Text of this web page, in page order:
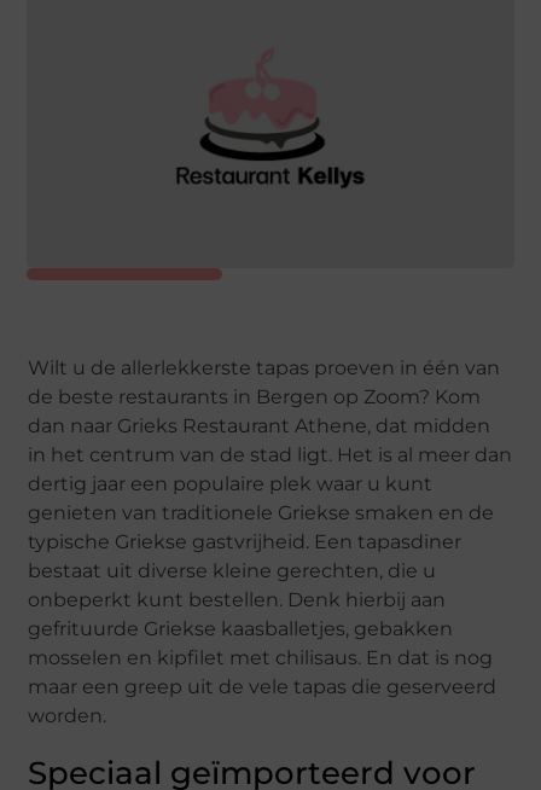
Wilt u de allerlekkerste tapas proeven in één van
de beste restaurants in Bergen op Zoom? Kom
dan naar Grieks Restaurant Athene, dat midden
in het centrum van de stad ligt. Het is al meer dan
dertig jaar een populaire plek waar u kunt
genieten van traditionele Griekse smaken en de
typische Griekse gastvrijheid. Een tapasdiner
bestaat uit diverse kleine gerechten, die u
onbeperkt kunt bestellen. Denk hierbij aan
gefrituurde Griekse kaasballetjes, gebakken
mosselen en kipfilet met chilisaus. En dat is nog
maar een greep uit de vele tapas die geserveerd
worden.
Speciaal geïmporteerd voor